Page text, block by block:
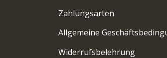
Zahlungsarten
Allgemeine
Widerrufsbelehrung